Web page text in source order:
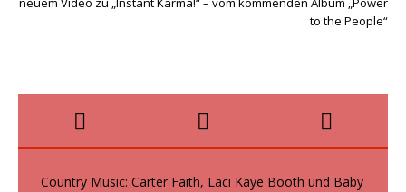
to the People“
Country Music: Carter Faith, Laci Kaye Booth und Baby